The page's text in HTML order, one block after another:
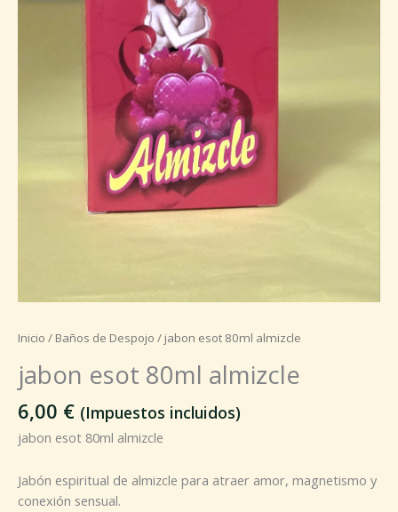
Inicio / Baños de Despojo / jabon esot 80ml almizcle
jabon esot 80ml almizcle
6,00 € (Impuestos incluidos)
jabon esot 80ml almizcle
Jabón espiritual de almizcle para atraer amor, magnetismo y
conexión sensual.